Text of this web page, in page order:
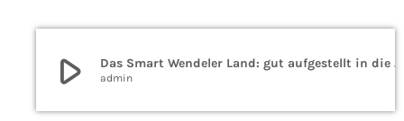
play_arrow Das Smart Wendeler Land: gut aufgestellt in die digitale Zukunft
admin